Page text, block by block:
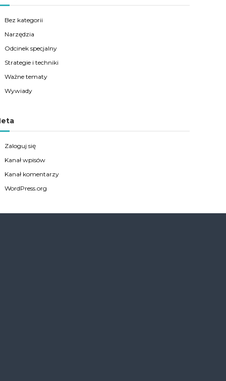
Bez kategorii
Narzędzia
Odcinek specjalny
Strategie i techniki
Ważne tematy
Wywiady
Zaloguj się
Kanał wpisów
Kanał komentarzy
WordPress.org